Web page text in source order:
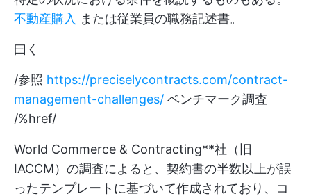
不動産購入
または従業員の職務記述書。
曰く
/参照 https://preciselycontracts.com/contract-
management-challenges/ ベンチマーク調査
/%href/
World Commerce & Contracting**社（旧
IACCM）の調査によると、契約書の半数以上が誤
ったテンプレートに基づいて作成されており、コ